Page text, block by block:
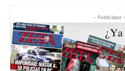
- Publicidad -